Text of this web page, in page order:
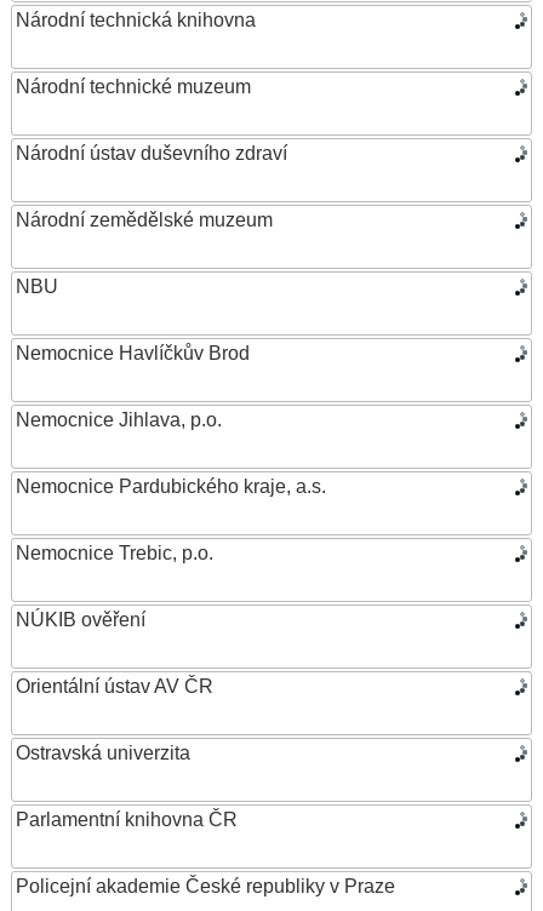
Národní technická knihovna
Národní technické muzeum
Národní ústav duševního zdraví
Národní zemědělské muzeum
NBU
Nemocnice Havlíčkův Brod
Nemocnice Jihlava, p.o.
Nemocnice Pardubického kraje, a.s.
Nemocnice Trebic, p.o.
NÚKIB ověření
Orientální ústav AV ČR
Ostravská univerzita
Parlamentní knihovna ČR
Policejní akademie České republiky v Praze